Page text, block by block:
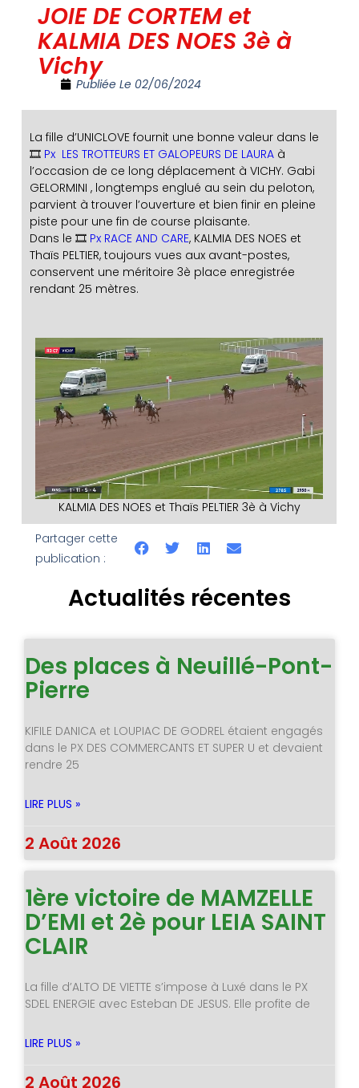
JOIE DE CORTEM et
KALMIA DES NOES 3è à
Vichy
Publiée Le 02/06/2024
La fille d’UNICLOVE fournit une bonne valeur dans le
🎞️ Px LES TROTTEURS ET GALOPEURS DE LAURAà
l’occasion de ce long déplacement à VICHY. Gabi
GELORMINI , longtemps englué au sein du peloton,
parvient à trouver l’ouverture et bien finir en pleine
piste pour une fin de course plaisante.
Dans le 🎞️ Px RACE AND CARE, KALMIA DES NOES et
Thaïs PELTIER, toujours vues aux avant-postes,
conservent une méritoire 3è place enregistrée
rendant 25 mètres.
KALMIA DES NOES et Thaïs PELTIER 3è à Vichy
Partager cette
publication :
Actualités récentes
Des places à Neuillé-Pont-
Pierre
KIFILE DANICA et LOUPIAC DE GODREL étaient engagés
dans le PX DES COMMERCANTS ET SUPER U et devaient
rendre 25
LIRE PLUS »
2 Août 2026
1ère victoire de MAMZELLE
D’EMI et 2è pour LEIA SAINT
CLAIR
La fille d’ALTO DE VIETTE s’impose à Luxé dans le PX
SDEL ENERGIE avec Esteban DE JESUS. Elle profite de
LIRE PLUS »
2 Août 2026